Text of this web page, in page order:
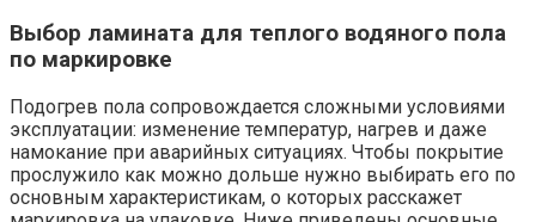
Выбор ламината для теплого водяного пола
по маркировке
Подогрев пола сопровождается сложными условиями
эксплуатации: изменение температур, нагрев и даже
намокание при аварийных ситуациях. Чтобы покрытие
прослужило как можно дольше нужно выбирать его по
основным характеристикам, о которых расскажет